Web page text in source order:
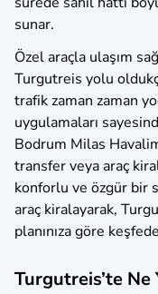
sunar.
Özel araçla ulaşım
Turgutreis yolu
trafik zaman zaman
uygulamaları
Bodrum Milas
transfer veya araç
konforlu ve özgür bir
araç kiralayarak,
planınıza göre
Turgutreis’te Ne